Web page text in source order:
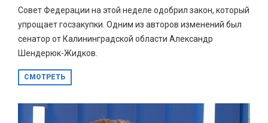
Совет Федерации на этой неделе одобрил закон, который
упрощает госзакупки. Одним из авторов изменений был
сенатор от Калининградской области Александр
Шендерюк-Жидков.
СМОТРЕТЬ